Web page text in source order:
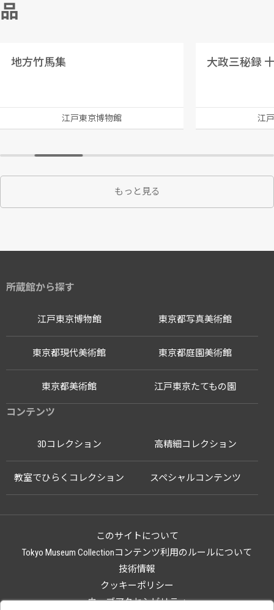
品
地方竹馬集
江戸東京博物館
大政三秘録
江
もっと見る
所蔵館から探す
江戸東京博物館
江戸東京たてもの園
東京都写真美術館
東京都現代美術館 東京都庭園美術館
東京都美術館
コンテンツ
3Dコレクション 高精細コレクション
教室でひらくコレクション スペシャルコンテンツ
このサイトについて
Tokyo Museum Collectionコンテンツ利用のルールについて
技術情報
クッキーポリシー
ウェブアクセシビリティ